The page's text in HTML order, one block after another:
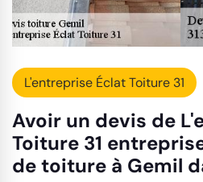
L'entreprise Éclat Toiture 31
Avoir un devis de
Toiture 31
de toiture à Gemil